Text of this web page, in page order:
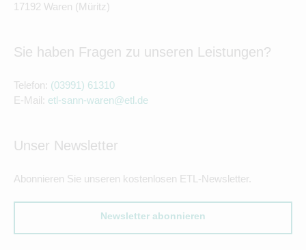
17192 Waren (Müritz)
Sie haben Fragen zu unseren Leistungen?
Telefon: (03991) 61310
E-Mail: etl-sann-waren@etl.de
Unser Newsletter
Abonnieren Sie unseren kostenlosen ETL-Newsletter.
Newsletter abonnieren